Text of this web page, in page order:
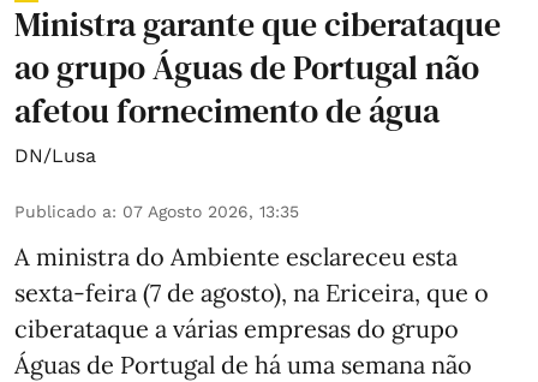
Ministra garante que ciberataque
ao grupo Águas de Portugal não
afetou fornecimento de água
DN/Lusa
Publicado a: 07 Agosto 2026, 13:35
A ministra do Ambiente esclareceu esta
sexta-feira (7 de agosto), na Ericeira, que o
ciberataque a várias empresas do grupo
Águas de Portugal de há uma semana não